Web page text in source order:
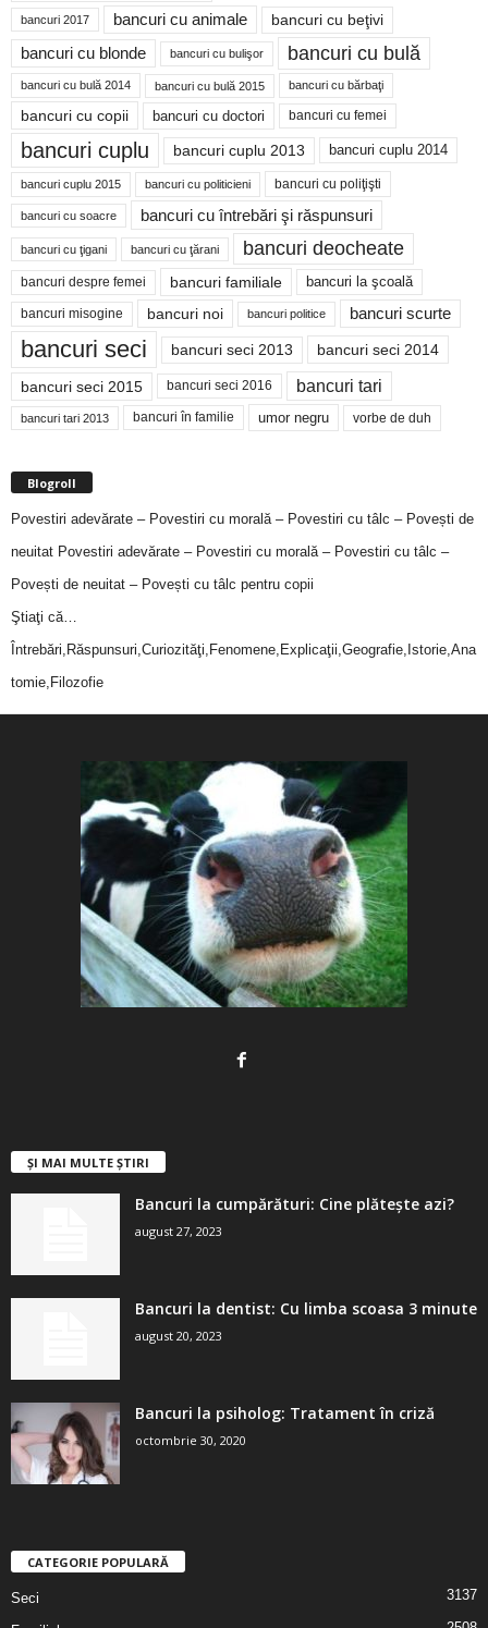
bancuri 2017 bancuri cu animale bancuri cu beţivi
bancuri cu blonde bancuri cu bulişor bancuri cu bulă
bancuri cu bulă 2014 bancuri cu bulă 2015 bancuri cu bărbaţi
bancuri cu copii bancuri cu doctori bancuri cu femei
bancuri cuplu bancuri cuplu 2013 bancuri cuplu 2014
bancuri cuplu 2015 bancuri cu politicieni bancuri cu poliţişti
bancuri cu soacre bancuri cu întrebări şi răspunsuri
bancuri cu ţigani bancuri cu ţărani bancuri deocheate
bancuri despre femei bancuri familiale bancuri la şcoală
bancuri misogine bancuri noi bancuri politice bancuri scurte
bancuri seci bancuri seci 2013 bancuri seci 2014
bancuri seci 2015 bancuri seci 2016 bancuri tari
bancuri tari 2013 bancuri în familie umor negru vorbe de duh
Blogroll
Povestiri adevărate – Povestiri cu morală – Povestiri cu tâlc – Povești de
neuitat Povestiri adevărate – Povestiri cu morală – Povestiri cu tâlc –
Povești de neuitat – Povești cu tâlc pentru copii
Ştiaţi că…
Întrebări,Răspunsuri,Curiozităţi,Fenomene,Explicaţii,Geografie,Istorie,Ana
tomie,Filozofie
ȘI MAI MULTE ȘTIRI
Bancuri la cumpărături: Cine plătește azi?
august 27, 2023
Bancuri la dentist: Cu limba scoasa 3 minute
august 20, 2023
Bancuri la psiholog: Tratament în criză
octombrie 30, 2020
CATEGORIE POPULARĂ
Seci 3137